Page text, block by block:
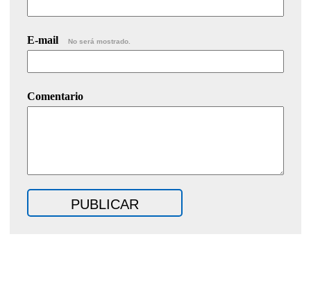
E-mail No será mostrado.
Comentario